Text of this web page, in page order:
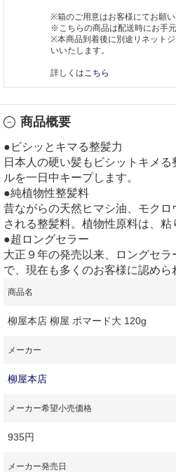
※箱のご用意はお客様にてお願い
※こちらの商品は配送時にお手
※本商品到着後に別途リネット
いいたします。
詳しくは こちら
商品概要
●ビシッとキマる整髪力
日本人の硬い髪もビシットキメ
ルを一日中キープします。
●純植物性整髪料
昔ながらの天然ヒマシ油、モク
される整髪料。植物性原料は、粘
●超ロングセラー
大正９年の発売以来、ロングセ
で、現在も多くのお客様に認めら
商品名
柳屋本店 柳屋 ポマード大 120g
メーカー
柳屋本店
メーカー希望小売価格
935円
メーカー発売日